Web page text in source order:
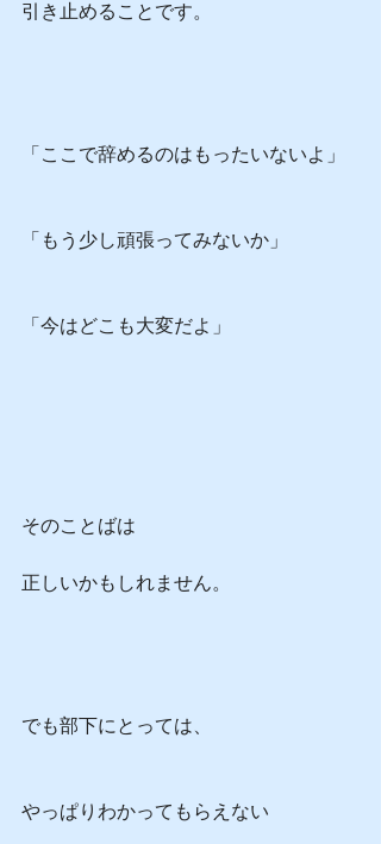
引き止めることです。
「ここで辞めるのはもったいないよ」
「もう少し頑張ってみないか」
「今はどこも大変だよ」
そのことばは
正しいかもしれません。
でも部下にとっては、
やっぱりわかってもらえない